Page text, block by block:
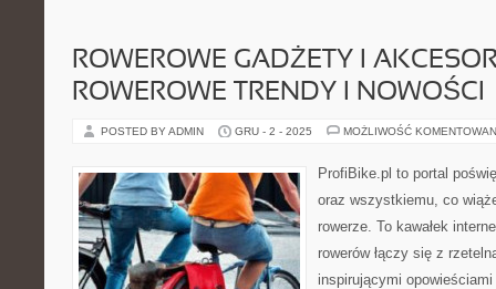
ROWEROWE GADŻETY I
ROWEROWE TRENDY I NOWOŚCI
POSTED BY ADMIN GRU - 2 - 2025 MOŻLIWOŚĆ
ProfiBike.pl to portal
oraz wszystkiemu, co
rowerze. To kawałek
rowerów łączy się z
inspirującymi